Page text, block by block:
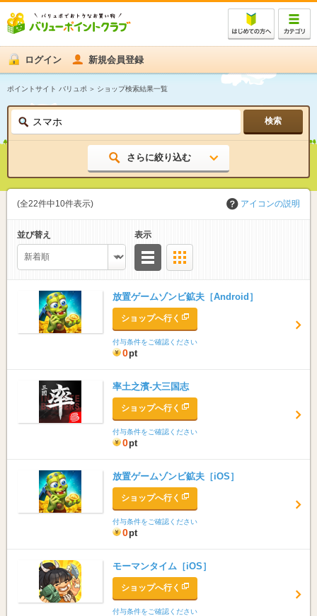
ログイン 新規会員登録
ポイントサイト バリュポ ショップ検索結果一覧
さらに絞り込む
無料
もうすぐ終了 送料無料
Wポイント
安心 登録不要
(全22件中10件表示) アイコンの説明
並び替え
表示
リスト
放置ゲームゾンビ鉱夫［Android］
ショップへ行く
付与条件をご確認ください
0pt
率土之濱-大三国志
ショップへ行く
付与条件をご確認ください
0pt
放置ゲームゾンビ鉱夫［iOS］
ショップへ行く
付与条件をご確認ください
0pt
モーマンタイム［iOS］
ショップへ行く
付与条件をご確認ください